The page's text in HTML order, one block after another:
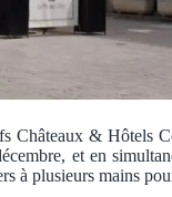
Châteaux & Hôtels
et en
à plusieurs mains